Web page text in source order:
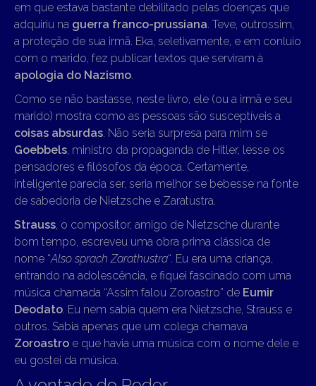
em que estava bastante debilitado pelas doenças que
adquiriu na guerra franco-prussiana. Teve, outrossim,
a proteção de sua irmã. Eka, seletivamente, e em conluio
com o marido, fez publicar textos que serviram à
apologia do Nazismo.
Como se não bastasse, neste livro, ele (ou a irmã e seu
marido) mostra como as pessoas são susceptíveis a
coisas absurdas. Não seria surpresa para mim se
Goebbels, ministro da propaganda de Hitler, lesse os
pensadores e filósofos da época. Certamente,
inteligente parecia ser, seria melhor se bebesse na fonte
de sabedoria de Nietzsche e Zaratustra.
Strauss, o compositor, amigo de Nietzsche durante
bom tempo, escreveu uma obra prima clássica de
nome “Also sprach Zarathustra“. Eu era uma criança,
entrando na adolescência, e fiquei fascinado com uma
música chamada “Assim falou Zoroastro” de Eumir
Deodato. Eu nem sabia quem era Nietzsche, Strauss e
outros. Sabia apenas que um colega chamava
Zoroastro e que havia uma música com o nome dele e
eu gostei da música.